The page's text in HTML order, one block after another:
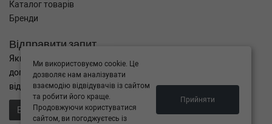
Каталог товарів
Бренди
Відправити запит
Якщо Ви не знайшли потрібні запчастини, або Вам потрібна
допомога в підборі,
відправте нам запит - ми Вам допоможемо
Відправити запит продавцю
Ми використовуємо cookie. Це
дозволяє нам аналізувати
взаємодію відвідувачів із сайтом
та робити його краще.
Продовжуючи користуватися
сайтом, ви погоджуєтесь із
Прийняти